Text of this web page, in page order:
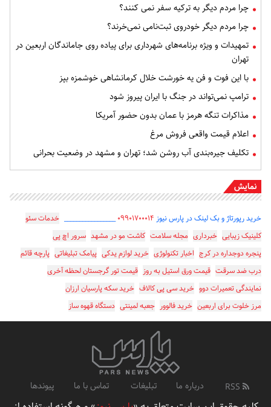
چرا مردم دیگر به ترکیه سفر نمی کنند؟
چرا مردم دیگر خودروی ثبت‌نامی نمی‌خرند؟
تمهیدات و ویژه برنامه‌های شهرداری برای پیاده روی جاماندگان اربعین در
تهران
با این فوت و فن یه خورشت خلال کرمانشاهی خوشمزه بپز
ترامپ نمی‌تواند در جنگ با ایران پیروز شود
مذاکرات تنگه هرمز با عمان بدون حضور آمریکا
اعلام قیمت واقعی فروش مرغ
تکلیف جیره‌بندی آب روشن شد؛ تهران و مشهد در وضعیت بحرانی
نمایش
خرید رپورتاژ و بک لینک در پارس نیوز ۰۹۹۰۱۷۰۰۰۱۴
خدمات سئو
کلینیک زیبایی خبرداری مجله سلامت کاشت مو در مشهد سرور اچ پی
پنجره دوجداره در کرج اخبار تکنولوژی خرید لوازم یدکی پیامک تبلیغاتی پارچه قائم
درب ضد سرقت قیمت ورق استیل به روز قیمت تور گرجستان لحظه آخری
نمایندگی تعمیرات دوو خرید سی پی کالاف خرید سکه پارسیان ارزان
مرز خلوت برای اربعین خرید فالوور جعبه لمینتی دستگاه قهوه ساز
درباره ما تبلیغات تماس با ما پیوندها